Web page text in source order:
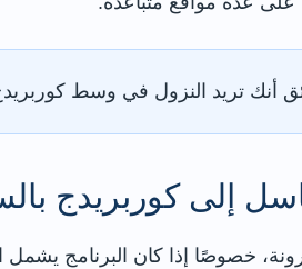
أنك تريد النزول في وسط
إلى كوربريدج
خصوصًا إذا كان البرنامج